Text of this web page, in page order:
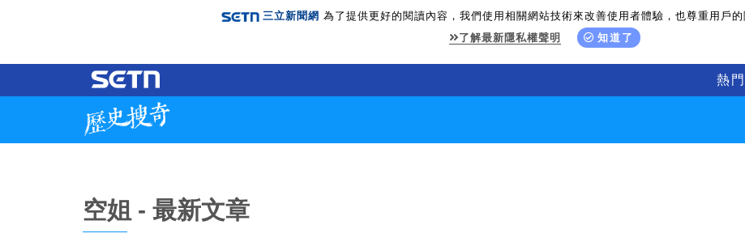
三立新聞網 為了提供更好的閱讀內容，我們使用相關網站技術來改善使用者體驗，也尊重用戶的
了解最新隱私權聲明
知道了
熱
空姐 - 最新文章